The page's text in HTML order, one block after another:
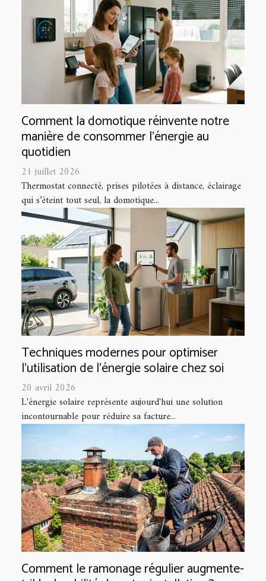
Comment la domotique réinvente notre
manière de consommer l'énergie au
quotidien
21 juillet 2026
Thermostat connecté, prises pilotées à distance, éclairage
qui s’éteint tout seul, la domotique...
Techniques modernes pour optimiser
l'utilisation de l'énergie solaire chez soi
20 avril 2026
L'énergie solaire représente aujourd'hui une solution
incontournable pour réduire sa facture...
Comment le ramonage régulier augmente-